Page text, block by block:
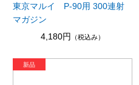
東京マルイ P-90用 300連射
マガジン
4,180円
（税込み）